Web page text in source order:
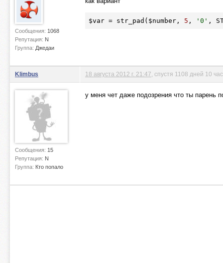
Сообщения: 1068
Репутация: N
Группа: Джедаи
$var = str_pad( $number, 5 , '0' ,
Klimbus
Сообщения: 15
Репутация: N
Группа: Кто попало
18 августа 2012 г. 21:47 , спустя 1108 дней 10
у меня чет даже подозрения что ты парень